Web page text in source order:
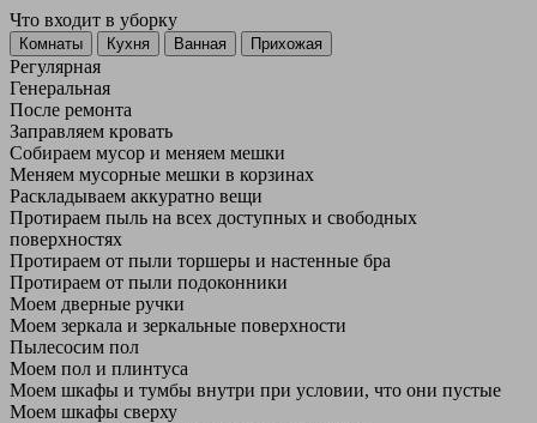
Что входит в уборку
Регу­лярная
Гене­ральная
После ремонта
Заправляем кровать
Собираем мусор и меняем мешки
Меняем мусорные мешки в корзинах
Раскладываем аккуратно вещи
Протираем пыль на всех доступных и свободных
поверхностях
Протираем от пыли торшеры и настенные бра
Протираем от пыли подоконники
Моем дверные ручки
Моем зеркала и зеркальные поверхности
Пылесосим пол
Моем пол и плинтуса
Моем шкафы и тумбы внутри при условии, что они пустые
Моем шкафы сверху